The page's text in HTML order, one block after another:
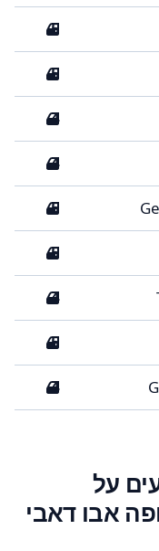
5
5
4
4
5
5
4
5
4
על
אבו דאבי